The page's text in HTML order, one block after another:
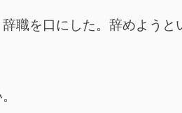
職を口にした。辞めようと